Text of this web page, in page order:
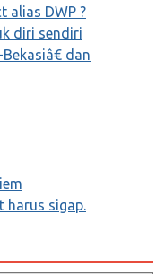
alias DWP ?
diri sendiri
dan
harus sigap.